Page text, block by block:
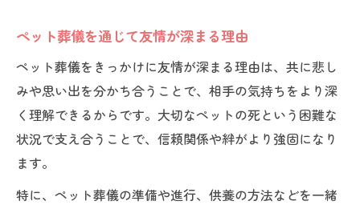
ペット葬儀を通じて友情が深まる理由
ペット葬儀をきっかけに友情が深まる理由は、共に悲し
みや思い出を分かち合うことで、相手の気持ちをより深
く理解できるからです。大切なペットの死という困難な
状況で支え合うことで、信頼関係や絆がより強固になり
ます。
特に、ペット葬儀の準備や進行、供養の方法などを一緒